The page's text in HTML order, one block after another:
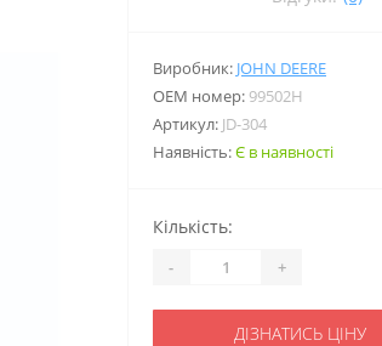
Виробник: JOHN DEERE
ОЕМ номер: 99502H
Артикул: JD-304
Наявність:Є в наявності
Кількість:
- +
ДІЗНАТИСЬ ЦІНУ